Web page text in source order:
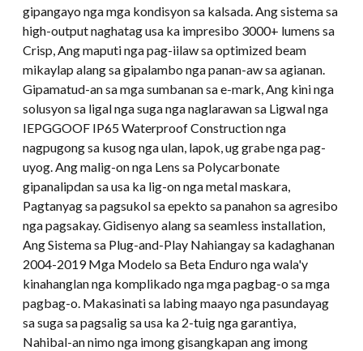
gipangayo nga mga kondisyon sa kalsada. Ang sistema sa
high-output naghatag usa ka impresibo 3000+ lumens sa
Crisp, Ang maputi nga pag-iilaw sa optimized beam
mikaylap alang sa gipalambo nga panan-aw sa agianan.
Gipamatud-an sa mga sumbanan sa e-mark, Ang kini nga
solusyon sa ligal nga suga nga naglarawan sa Ligwal nga
IEPGGOOF IP65 Waterproof Construction nga
nagpugong sa kusog nga ulan, lapok, ug grabe nga pag-
uyog. Ang malig-on nga Lens sa Polycarbonate
gipanalipdan sa usa ka lig-on nga metal maskara,
Pagtanyag sa pagsukol sa epekto sa panahon sa agresibo
nga pagsakay. Gidisenyo alang sa seamless installation,
Ang Sistema sa Plug-and-Play Nahiangay sa kadaghanan
2004-2019 Mga Modelo sa Beta Enduro nga wala'y
kinahanglan nga komplikado nga mga pagbag-o sa mga
pagbag-o. Makasinati sa labing maayo nga pasundayag
sa suga sa pagsalig sa usa ka 2-tuig nga garantiya,
Nahibal-an nimo nga imong gisangkapan ang imong